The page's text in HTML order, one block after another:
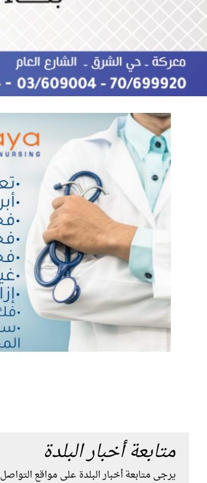
متابعة أخبار البلدة
يرجى متابعة أخبار البلدة على مواقع التواصل